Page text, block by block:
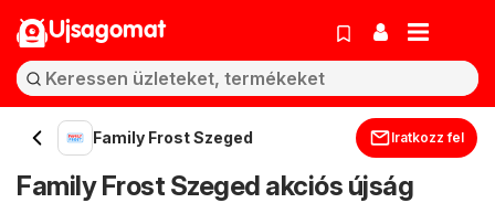
Ujsagomat
Family Frost Szeged Iratkozz fel
Family Frost Szeged akciós újság